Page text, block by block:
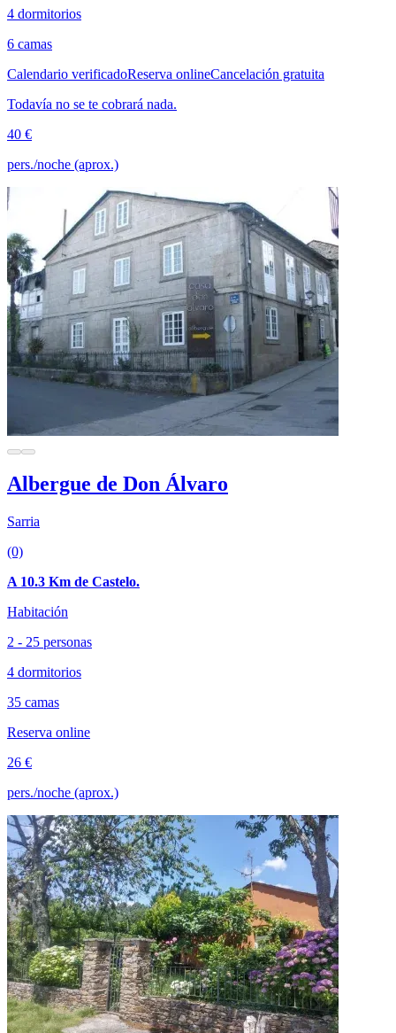
4 dormitorios
6 camas
Calendario verificadoReserva onlineCancelación gratuita
Todavía no se te cobrará nada.
40 €
pers./noche (aprox.)
Albergue de Don Álvaro
Sarria
(0)
A 10.3 Km de Castelo.
Habitación
2 - 25 personas
4 dormitorios
35 camas
Reserva online
26 €
pers./noche (aprox.)